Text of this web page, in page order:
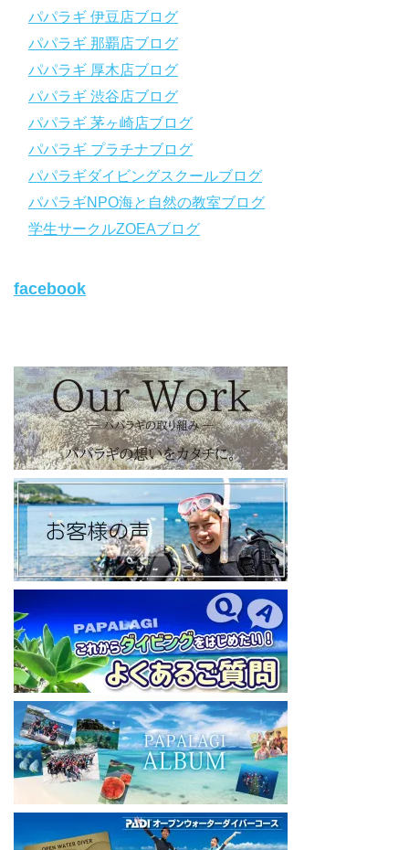
＿＿＿＿＿＿＿＿＿＿＿＿＿＿＿＿＿＿＿＿＿＿＿＿＿＿＿＿
https://www.papalagi.co.jp/lp/line_registration/.
YouTubeで言えない話をこっそり配信
◆ライセンス取得の前に知っておきたい情報満載の動画はコチラ
https://youtu.be/UBiZ64WlU7c?si=I5rkY-mkfTCxZVn7
◆ライセンス取得コースについて知りたい方はコチラ
ode
【パパラギダイビングスクール ホームページ】
https://www.papalagi.co.jp
旬な海の情報はコチラから！
日々の活動状況や報告はXで公開中！
https://x.com/papalagidivers?s=20
【パパラギダイビングスクール Blog
】
お得なイベント告知やツアー情報を知りたい方へ
https://papalagi-blog.com/
◆YouTubeチャンネル登録はコチラから
https://www.youtube.com/channel/UCYG3vspMIHdLQaKA7XNIjD
◆各地の水中世界を紹介するチャンネル、その名も「水中世界」
（サブチャンネル）
https://www.youtube.com/@user-mw1pw2jb4j
【初心者ダイビングライセンスコースはコチラ】
https://www.papalagi.co.jp/databox/data.php/campaign_owd_ja/c
ode
====================================
パパラギダイビングスクール
藤沢本店
神奈川県藤沢市 南藤沢10-4
本社企画部
0466-26-6101
====================================
#ダイビングライセンス #ダイビング #スキューバダイビング
パパラギ 伊豆店ブログ
パパラギ 那覇店ブログ
パパラギ 厚木店ブログ
パパラギ 渋谷店ブログ
パパラギ 茅ヶ崎店ブログ
パパラギ プラチナブログ
パパラギダイビングスクールブログ
パパラギNPO海と自然の教室ブログ
学生サークルZOEAブログ
facebook